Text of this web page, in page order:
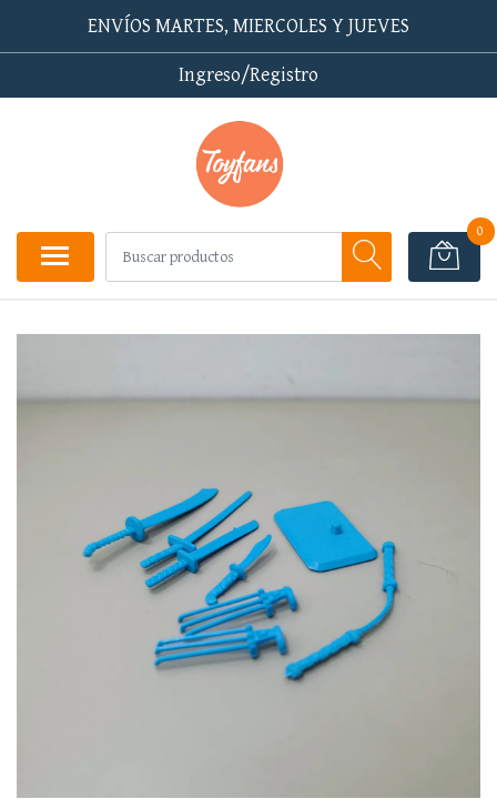
ENVÍOS MARTES, MIERCOLES Y JUEVES
Ingreso/Registro
0